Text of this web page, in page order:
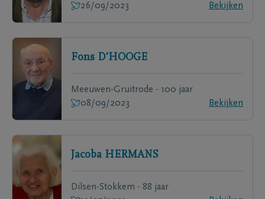
26/09/2023
Bekijken
Fons D'HOOGE
Meeuwen-Gruitrode - 100 jaar
08/09/2023
Bekijken
Jacoba HERMANS
Dilsen-Stokkem - 88 jaar